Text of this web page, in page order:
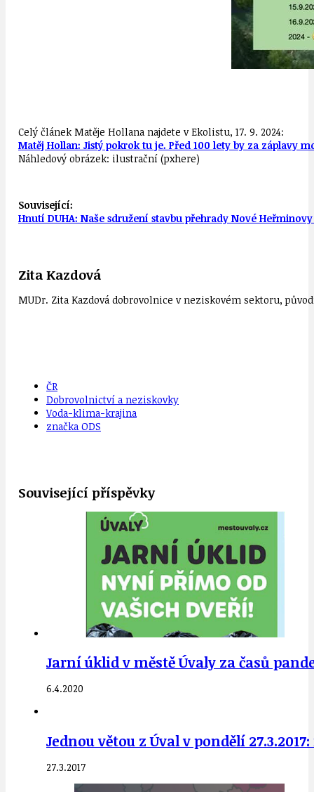
Celý článek Matěje Hollana najdete v Ekolistu, 17. 9. 2024:
Matěj Hollan: Jistý pokrok tu je. Před 100 lety by za záplavy
Náhledový obrázek: ilustrační (pxhere)
Související:
Hnutí DUHA: Naše sdružení stavbu přehrady Nové
Zita Kazdová
MUDr. Zita Kazdová dobrovolnice v neziskovém sektoru,
ČR
Dobrovolnictví a neziskovky
Voda-klima-krajina
značka ODS
Související příspěvky
Jarní úklid v městě Úvaly za časů
6.4.2020
Jednou větou z Úval v pondělí
27.3.2017